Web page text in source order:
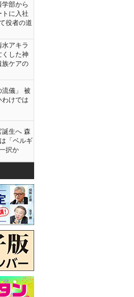
部から
に入社
役者の道
アキラ
した神
族ケアの
流儀」 被
わけでは
誕生へ 森
「ベルギ
択か